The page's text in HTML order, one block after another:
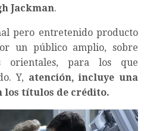
Jackman.
pero entretenido producto
un público amplio, sobre
orientales, para los que
Y, atención, incluye una
los títulos de crédito.